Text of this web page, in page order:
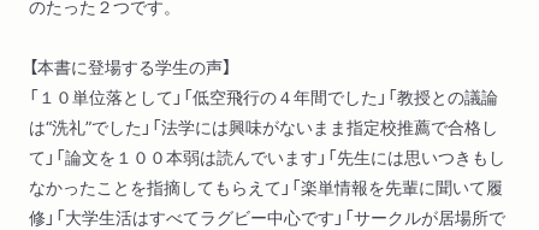
のたった２つです。
【本書に登場する学生の声】
「１０単位落として」「低空飛行の４年間でした」「教授との議論
は“洗礼”でした」「法学には興味がないまま指定校推薦で合格し
て」「論文を１００本弱は読んでいます」「先生には思いつきもし
なかったことを指摘してもらえて」「楽単情報を先輩に聞いて履
修」「大学生活はすべてラグビー中心です」「サークルが居場所で